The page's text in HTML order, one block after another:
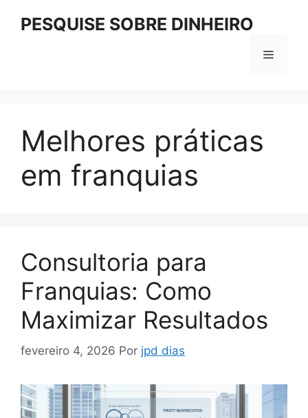
PESQUISE SOBRE DINHEIRO
Menu
Melhores práticas
em franquias
Consultoria para
Franquias: Como
Maximizar Resultados
fevereiro 4, 2026 Por jpd dias